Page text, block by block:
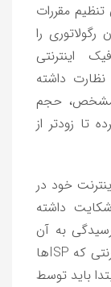
مقررات
را
اینترنتی
داشته
مشخص، حجم
تا زودتر از
خود در
داشته
به آن
است.همچنین سرویس‌ها و بسته‌های اینترنتی که ISPها
باید توسط